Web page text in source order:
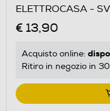
ELETTROCASA -
€ 13,90
Acquisto online:
Ritiro in negozio in